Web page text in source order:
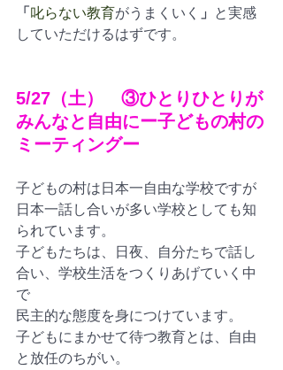
「 叱らない教育がうまくいく 」
と実感
していただけるはずです。
5/27（土）　③ひとりひとりが
みんなと自由にー子どもの村の
ミーティングー
子どもの村は日本一自由な学校ですが
日本一話し合いが多い学校としても知
られています。
子どもたちは、日夜、自分たちで話し
合い、学校生活をつくりあげていく中
で
民主的な態度を身につけています。
子どもにまかせて待つ教育とは、自由
と放任のちがい。